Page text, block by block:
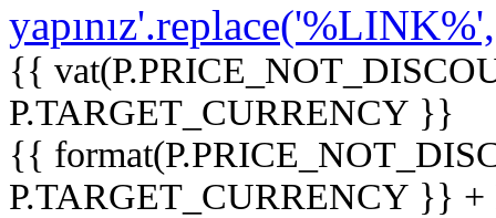
{{
P.TARGET_CURRENCY }}
{{
P.TARGET_CURRENCY }}